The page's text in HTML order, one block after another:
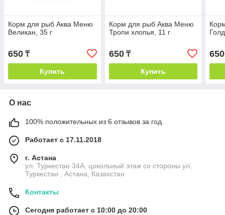
Корм для рыб Аква Меню
Великан, 35 г
650 ₸
Купить
Корм для рыб Аква Меню
Тропи хлопья, 11 г
650₸
Купить
650
О нас
100% положительных из 6 отзывов за год
Работает с 17.11.2018
г. Астана
ул. Туркестан 34А, цокольный этаж со стороны ул.
Туркестан , Астана, Казахстан
Контакты
Сегодня работает с 10:00 до 20:00